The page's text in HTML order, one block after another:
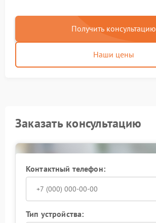
Получить консультацию
Наши цены
Заказать консультацию
Контактный телефон:
Тип устройства: